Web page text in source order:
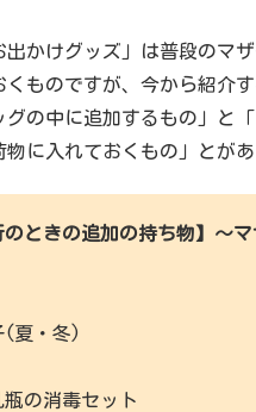
出かけグッズ」は普段のマ
くものですが、今から紹介
グの中に追加するもの」と
物に入れておくもの」とがあ
のときの追加の持ち物】～
(夏・冬)
瓶の消毒セット